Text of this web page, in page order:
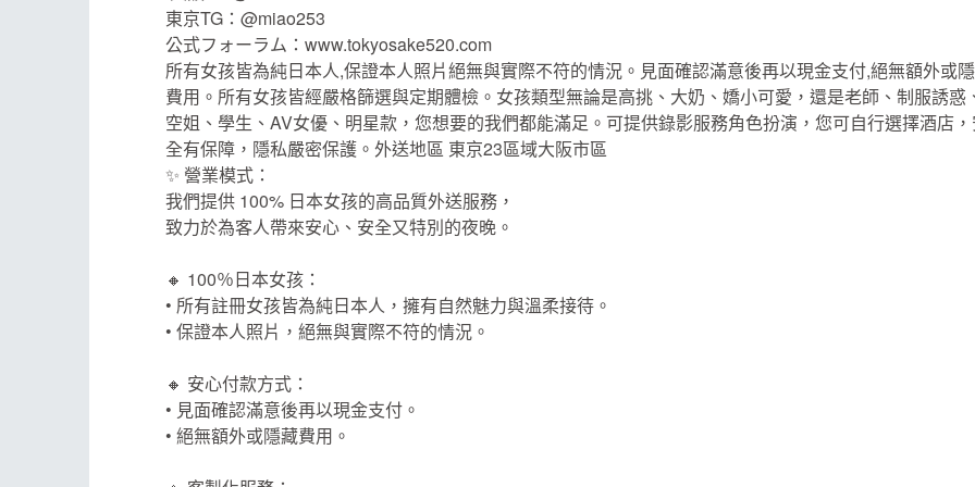
東京TG：@miao253
公式フォーラム：www.tokyosake520.com
所有女孩皆為純日本人,保證本人照片絕無與實際不符的情況。見面確認滿意後再以現金支付,絕無額外或
費用。所有女孩皆經嚴格篩選與定期體檢。女孩類型無論是高挑、大奶、嬌小可愛，還是老師、制服誘惑
空姐、學生、AV女優、明星款，您想要的我們都能滿足。可提供錄影服務角色扮演，您可自行選擇酒店
全有保障，隱私嚴密保護。外送地區 東京23區域大阪市區
✨ 營業模式：
我們提供 100% 日本女孩的高品質外送服務，
致力於為客人帶來安心、安全又特別的夜晚。
🔸 100％日本女孩：
• 所有註冊女孩皆為純日本人，擁有自然魅力與溫柔接待。
• 保證本人照片，絕無與實際不符的情況。
🔸 安心付款方式：
• 見面確認滿意後再以現金支付。
• 絕無額外或隱藏費用。